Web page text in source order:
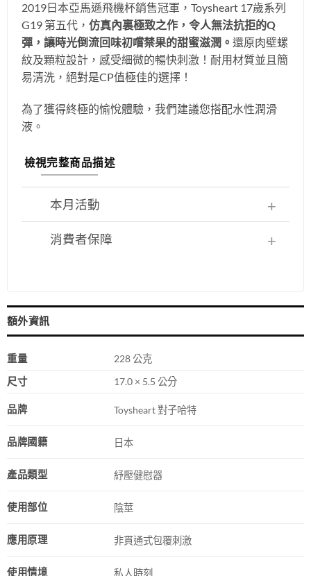
2019日本亞馬遜飛機杯銷售冠軍，Toysheart 17歲系列
G19 第五代，仿真內裏極致之作，令人無法抗拒的Q
彈，讓時光倒流回味初嚐禁果的甜蜜滋潤。還原肉壁螺
紋及顆粒設計，感受細微的暢快刺激！耐用材質並且簡
易清洗，絕對是CP值極佳的選擇！
為了獲得終極的愉悅體驗，我們建議您搭配水性潤滑
液 。
檢視完整商品描述
本月活動
消費者保障
額外資訊
重量
228 公克
尺寸
17.0 × 5.5 公分
品牌 Toysheart 對子哈特
品牌國籍 日本
產品類型 紓壓健慰器
使用部位 陰莖
應用原理 非貫通式包覆刺激
使用情境 私人時刻